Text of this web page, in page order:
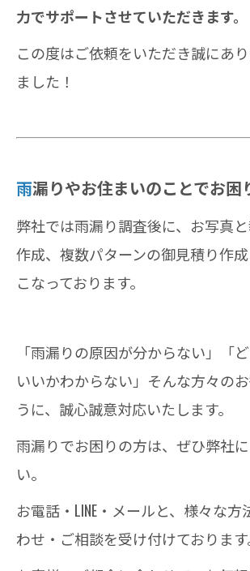
力でサポートさせていただきます。
この度はご依頼をいただき誠にあ
ました！
雨漏りやお住まいのことでお困
弊社では雨漏り調査後に、お写真
作成、複数パターンの御見積り作
こなっております。
「雨漏りの原因が分からない」「
いいかわからない」そんな方々の
うに、誠心誠意対応いたします。
雨漏りでお困りの方は、ぜひ弊社
い。
お電話・LINE・メールと、様々な
わせ・ご相談を受け付けております